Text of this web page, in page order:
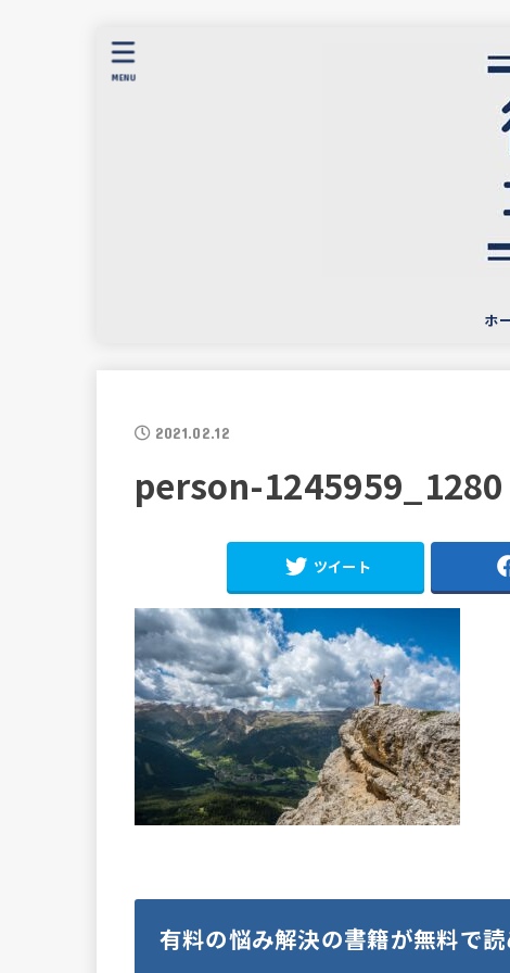
ホ
MENU
2021.02.12
person-1245959_1280
ツイート
有料の悩み解決の書籍が無料で